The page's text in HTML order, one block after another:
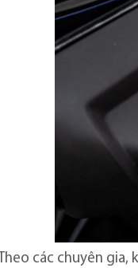
Theo các chuyên gia,